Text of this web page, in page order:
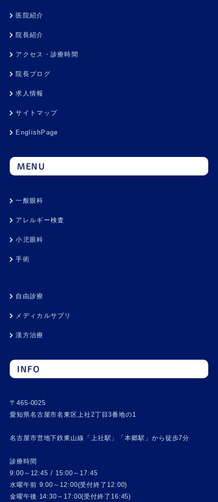
医院紹介
院長紹介
アクセス・診療時間
院長ブログ
求人情報
サイトマップ
EnglishPage
MENU
一般眼科
アレルギー検査
小児眼科
手術
自由診療
メディカルサプリ
漢方治療
INFO
〒465-0025
愛知県名古屋市名東区上社2丁目3番地の1
名古屋市営地下鉄東山線「上社駅」「本郷駅」から徒歩7分
診療時間
9:00～12:45 / 15:00～17:45
水曜午前 9:00～12:00(受付終了12:00)
金曜午後 14:30～17:00(受付終了16:45)